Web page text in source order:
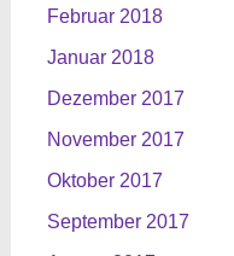
Februar 2018
Januar 2018
Dezember 2017
November 2017
Oktober 2017
September 2017